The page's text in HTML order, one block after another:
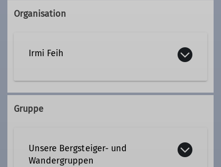
Organisation
Irmi Feih
+49 8722 969810
Qualifikationen
Gruppe
Unsere Bergsteiger- und
Wandergruppen